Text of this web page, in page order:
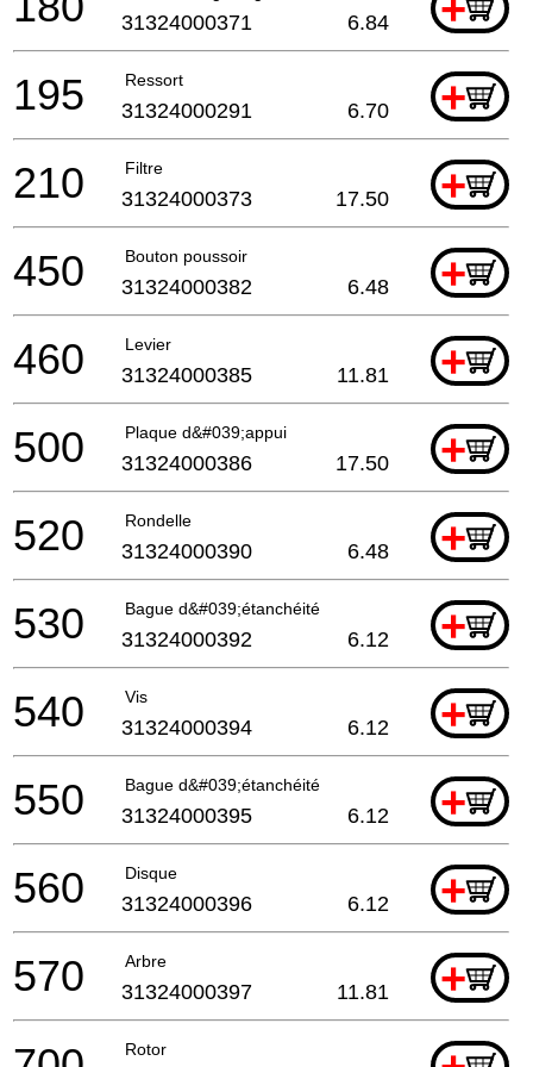
31324000371 6.84
Ressort +
195 31324000291 6.70
Filtre +
210 31324000373 17.50
Bouton poussoir +
450 31324000382 6.48
Levier +
460 31324000385 11.81
Plaque d&#039;appui +
500 31324000386 17.50
Rondelle +
520 31324000390 6.48
Bague d&#039;étanchéité +
530 31324000392 6.12
Vis +
540 31324000394 6.12
Bague d&#039;étanchéité +
550 31324000395 6.12
Disque +
560 31324000396 6.12
Arbre +
570 31324000397 11.81
Rotor